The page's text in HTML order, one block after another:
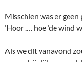
Misschien was er
‘Hoor …. hoe ‘de wind
Als we dit vanavond